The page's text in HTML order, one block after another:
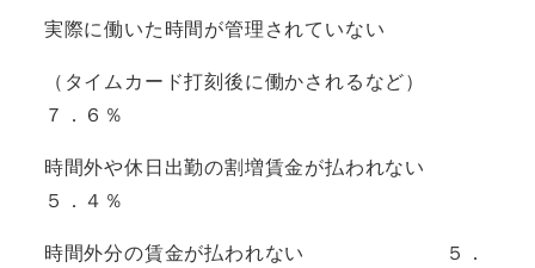
実際に働いた時間が管理されていない
（タイムカード打刻後に働かされるなど）
７．６％
時間外や休日出勤の割増賃金が払われない
５．４％
時間外分の賃金が払われない ５．